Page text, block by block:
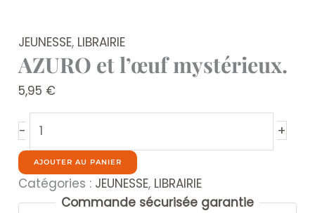
JEUNESSE, LIBRAIRIE
AZURO et l’œuf mystérieux.
5,95 €
-
de
AZURO
et
l’œuf
+
AJOUTER AU PANIER
Catégories : JEUNESSE, LIBRAIRIE
Commande sécurisée garantie